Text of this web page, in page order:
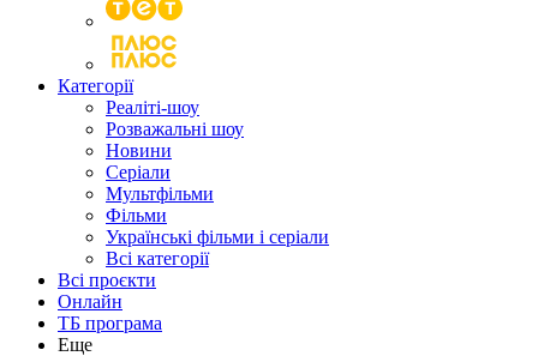
Категорії
Реаліті-шоу
Розважальні шоу
Новини
Серіали
Мультфільми
Фільми
Українські фільми і серіали
Всі категорії
Всі проєкти
Онлайн
ТБ програма
Еще